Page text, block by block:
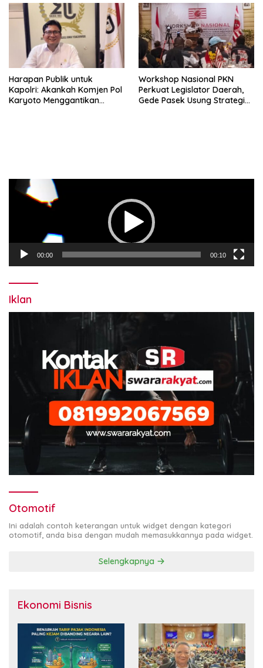
Nasional
Harapan Publik untuk
Kapolri: Akankah Komjen Pol
Karyoto Menggantikan
Workshop Nasional PKN
Perkuat Legislator Daerah,
Gede Pasek Usung Strategi
Pemutar
Video
00:00 00:10
Iklan
Otomotif
Ini adalah contoh keterangan untuk widget dengan kategori
otomotif, anda bisa dengan mudah memasukkannya pada widget.
Selengkapnya
Ekonomi Bisnis